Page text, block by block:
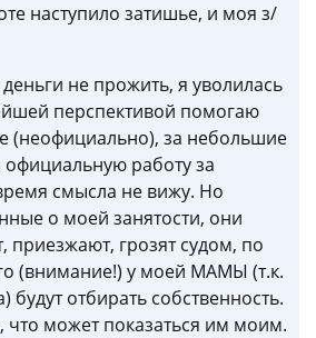
наступило затишье, и моя з/
не прожить, я уволилась
перспективой помогаю
(неофициально), за небольшие
официальную работу за
смысла не вижу. Но
о моей занятости, они
приезжают, грозят судом, по
(внимание!) у моей МАМЫ (т.к.
будут отбирать собственность.
что может показаться им моим.